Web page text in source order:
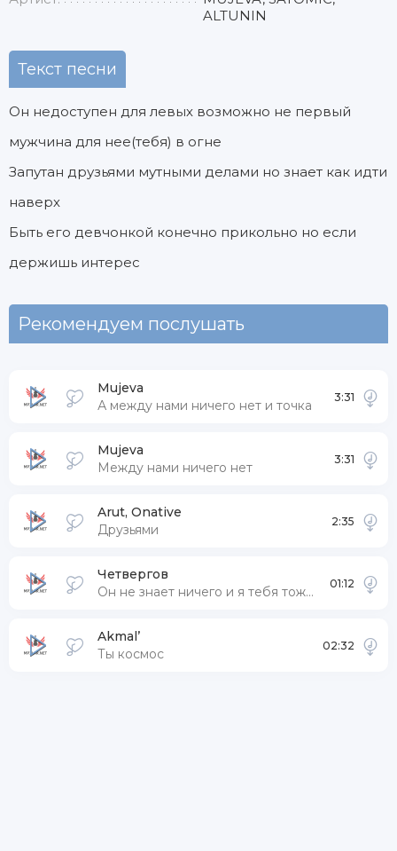
ALTUNIN
Текст песни
Он недоступен для левых возможно не первый
мужчина для нее(тебя) в огне
Запутан друзьями мутными делами но знает как идти
наверх
Быть его девчонкой конечно прикольно но если
держишь интерес
Рекомендуем послушать
Mujeva
А между нами ничего нет и точка
3:31
Mujeva
Между нами ничего нет
3:31
Arut, Onative
Друзьями
2:35
Четвергов
Он не знает ничего и я тебя тоже люблю
01:12
Akmal’
Ты космос
02:32